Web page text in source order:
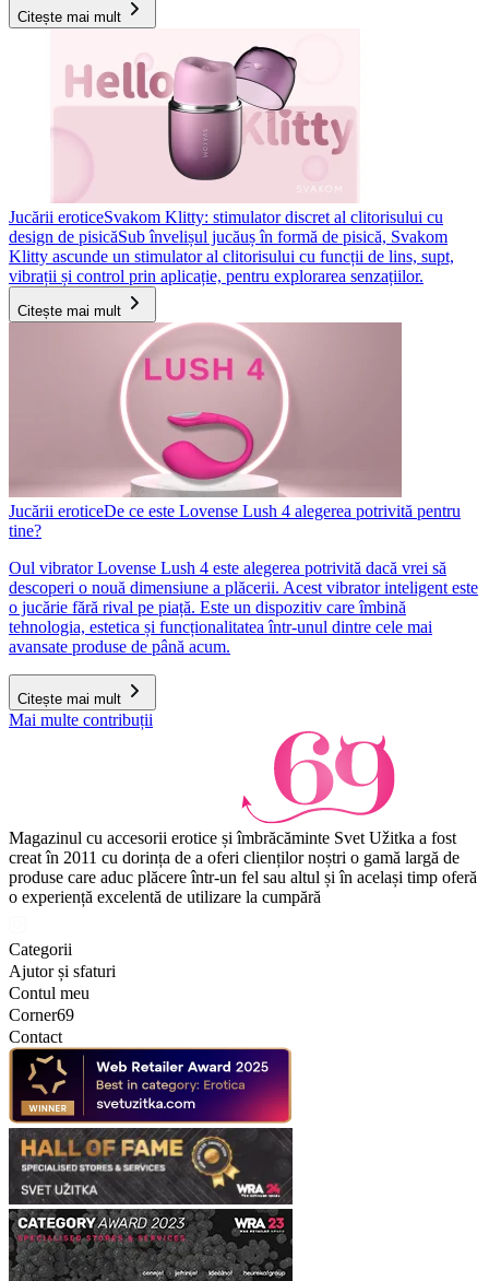
Citește mai mult
Jucării eroticeSvakom Klitty: stimulator discret al clitorisului cu
design de pisicăSub învelișul jucăuș în formă de pisică, Svakom
Klitty ascunde un stimulator al clitorisului cu funcții de lins, supt,
vibrații și control prin aplicație, pentru explorarea senzațiilor.
Citește mai mult
Jucării eroticeDe ce este Lovense Lush 4 alegerea potrivită pentru
tine?
Oul vibrator Lovense Lush 4 este alegerea potrivită dacă vrei să
descoperi o nouă dimensiune a plăcerii. Acest vibrator inteligent este
o jucărie fără rival pe piață. Este un dispozitiv care îmbină
tehnologia, estetica și funcționalitatea într-unul dintre cele mai
avansate produse de până acum.
Citește mai mult
Mai multe contribuții
Magazinul cu accesorii erotice și îmbrăcăminte Svet Užitka a fost
creat în 2011 cu dorința de a oferi clienților noștri o gamă largă de
produse care aduc plăcere într-un fel sau altul și în același timp oferă
o experiență excelentă de utilizare la cumpără
Categorii
Ajutor și sfaturi
Contul meu
Corner69
Contact